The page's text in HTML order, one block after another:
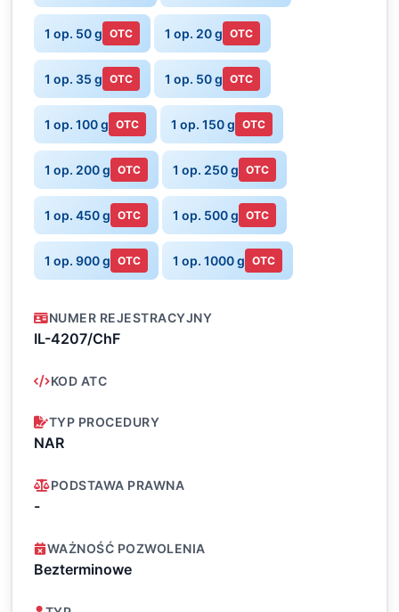
1 op. 50 g OTC 1 op. 20 g OTC
1 op. 35 g OTC 1 op. 50 g OTC
1 op. 100 g OTC 1 op. 150 g OTC
1 op. 200 g OTC 1 op. 250 g OTC
1 op. 450 g OTC 1 op. 500 g OTC
1 op. 900 g OTC 1 op. 1000 g OTC
NUMER REJESTRACYJNY
IL-4207/ChF
KOD ATC
TYP PROCEDURY
NAR
PODSTAWA PRAWNA
-
WAŻNOŚĆ POZWOLENIA
Bezterminowe